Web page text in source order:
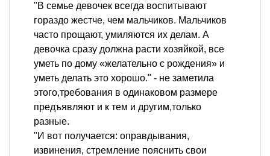
"В семье девочек всегда воспитывают
гораздо жестче, чем мальчиков. Мальчиков
часто прощают, умиляются их делам. А
девочка сразу должна расти хозяйкой, все
уметь по дому «желательно с рождения» и
уметь делать это хорошо." - не заметила
этого,требования в одинаковом размере
предъявляют и к тем и другим,только
разные.
"И вот получается: оправдывания,
извинения, стремление пояснить свои